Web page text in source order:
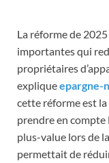
La réforme de
importantes qui
propriétaires
expliqueepargne-
cette réforme est
prendre en compte
plus-value lors de
permettait de